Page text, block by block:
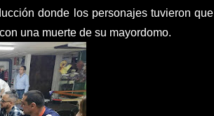
donde los personajes tuvieron que
una muerte de su mayordomo.